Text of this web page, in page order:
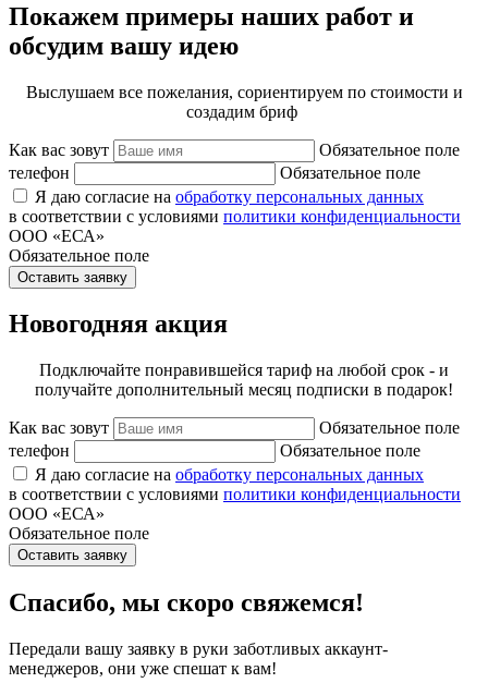
Покажем примеры наших работ и
обсудим вашу идею
Выслушаем все пожелания, сориентируем по стоимости и
создадим бриф
Как вас зовут
Обязательное поле
телефон
Обязательное поле
Я даю согласие на обработку персональных данных
в соответствии с условиями политики конфиденциальности
ООО «ЕСА»
Обязательное поле
Оставить заявку
Новогодняя акция
Подключайте понравившейся тариф на любой срок - и
получайте дополнительный месяц подписки в подарок!
Как вас зовут
Обязательное поле
телефон
Обязательное поле
Я даю согласие на обработку персональных данных
в соответствии с условиями политики конфиденциальности
ООО «ЕСА»
Обязательное поле
Оставить заявку
Спасибо, мы скоро свяжемся!
Передали вашу заявку в руки заботливых аккаунт-
менеджеров, они уже спешат к вам!